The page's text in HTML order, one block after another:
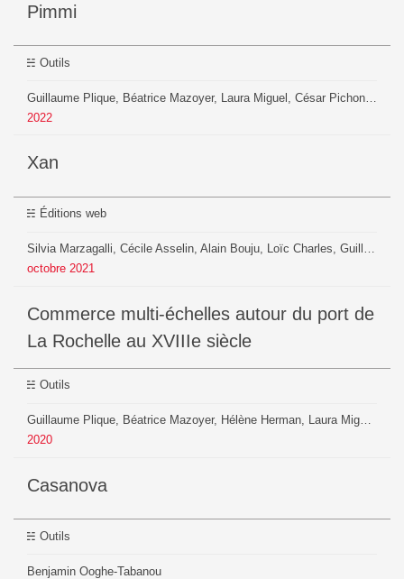
pimmi
Outils
2022
xan
Éditions web
Silvia Marzagalli, Cécile Asselin, Alain Bouju, Loïc Charles, Guillaume Daudin, Pauline Gourlet , Géraldine Geoffroy, Pauline Gourlet, Paul Girard, Beatrice Mazoyer, Robin De Mourat, Benjamin Ooghe, Guillaume Plique, Christine Plumejeaud, Pierrick Pourchasse, Thierry Sauzeau, Héloïse Thero, Maxime Zoffoli
octobre 2021
Commerce multi-échelles autour du port de
La Rochelle au XVIIIe siècle
Outils
Guillaume Plique, Béatrice Mazoyer, Hélène Herman, Laura Miguel, Amélie Pelle
2020
casanova
Outils
Benjamin Ooghe-Tabanou